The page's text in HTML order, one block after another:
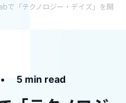
で「テクノロジー・デイズ」を開
• 5 min read